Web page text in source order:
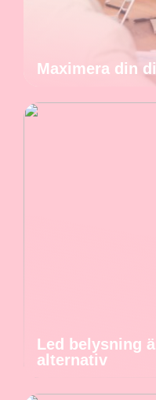
Maximera din
Led belysning
alternativ